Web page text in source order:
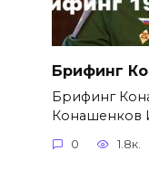
Брифинг
Брифинг
Конашенков
0 1.8к.